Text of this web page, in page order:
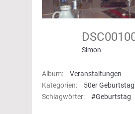
Simon
Album:
Veranstaltungen
Kategorien:
50er
Schlagwörter:
#Geburtstag